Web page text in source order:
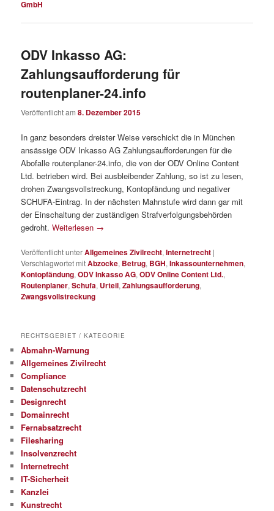
GmbH
ODV Inkasso AG:
Zahlungsaufforderung für
routenplaner-24.info
Veröffentlicht am8. Dezember 2015
In ganz besonders dreister Weise verschickt die in München
ansässige ODV Inkasso AG Zahlungsaufforderungen für die
Abofalle routenplaner-24.info, die von der ODV Online Content
Ltd. betrieben wird. Bei ausbleibender Zahlung, so ist zu lesen,
drohen Zwangsvollstreckung, Kontopfändung und negativer
SCHUFA-Eintrag. In der nächsten Mahnstufe wird dann gar mit
der Einschaltung der zuständigen Strafverfolgungsbehörden
gedroht.Weiterlesen →
Veröffentlicht unterAllgemeines Zivilrecht,Internetrecht |
Verschlagwortet mitAbzocke, Betrug, BGH,Inkassounternehmen,
Kontopfändung,ODV Inkasso AG,ODV Online Content Ltd.,
Routenplaner,Schufa, Urteil,Zahlungsaufforderung,
Zwangsvollstreckung
RECHTSGEBIET / KATEGORIE
Abmahn-Warnung
Allgemeines Zivilrecht
Compliance
Datenschutzrecht
Designrecht
Domainrecht
Fernabsatzrecht
Filesharing
Insolvenzrecht
Internetrecht
IT-Sicherheit
Kanzlei
Kunstrecht